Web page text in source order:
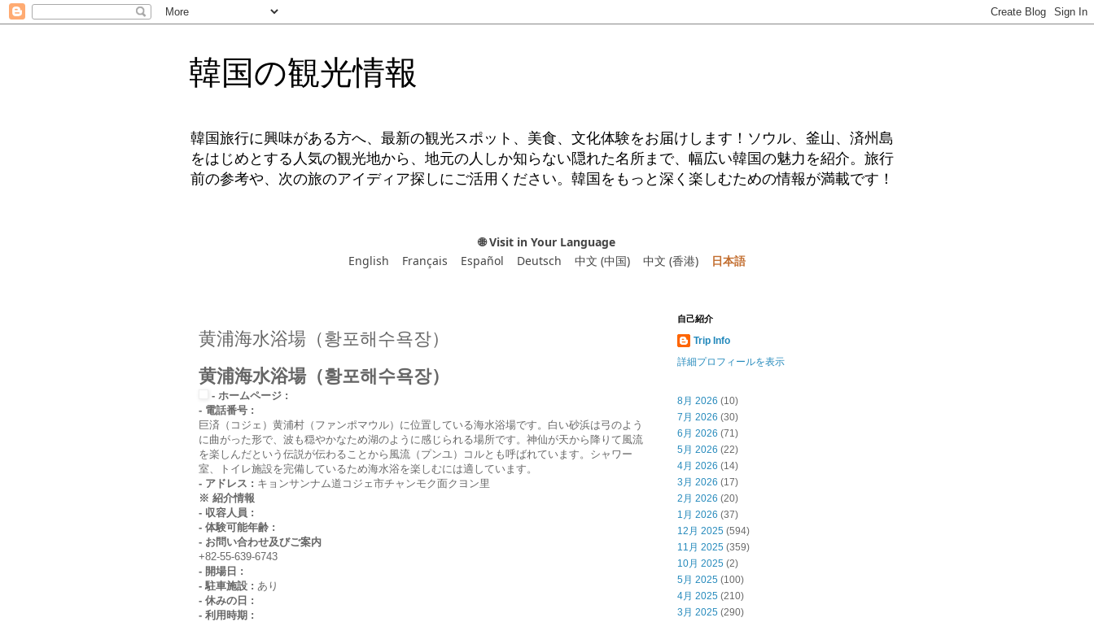
韓国の観光情報
韓国旅行に興味がある方へ、最新の観光スポット、美食、文化体験をお届けします！ソウル、釜山、済州島
をはじめとする人気の観光地から、地元の人しか知らない隠れた名所まで、幅広い韓国の魅力を紹介。旅行
前の参考や、次の旅のアイディア探しにご活用ください。韓国をもっと深く楽しむための情報が満載です！
🌐 Visit in Your Language
English
Français Español Deutsch 中文 (中国) 中文 (香港) 日本語
黄浦海水浴場（황포해수욕장）
黄浦海水浴場（황포해수욕장）
- ホームページ :
- 電話番号 :
巨済（コジェ）黄浦村（ファンポマウル）に位置している海水浴場です。白い砂浜は弓のよう
に曲がった形で、波も穏やかなため湖のように感じられる場所です。神仙が天から降りて風流
を楽しんだという伝説が伝わることから風流（プンユ）コルとも呼ばれています。シャワー
室、トイレ施設を完備しているため海水浴を楽しむには適しています。
- アドレス : キョンサンナム道コジェ市チャンモク面クヨン里
※ 紹介情報
- 収容人員 :
- 体験可能年齢 :
- お問い合わせ及びご案内
+82-55-639-6743
- 開場日 :
- 駐車施設 : あり
- 休みの日 :
- 利用時期 :
自己紹介
Trip Info
詳細プロフィールを表示
8月 2026 (10)
7月 2026 (30)
6月 2026 (71)
5月 2026 (22)
4月 2026 (14)
3月 2026 (17)
2月 2026 (20)
1月 2026 (37)
12月 2025 (594)
11月 2025 (359)
10月 2025 (2)
5月 2025 (100)
4月 2025 (210)
3月 2025 (290)